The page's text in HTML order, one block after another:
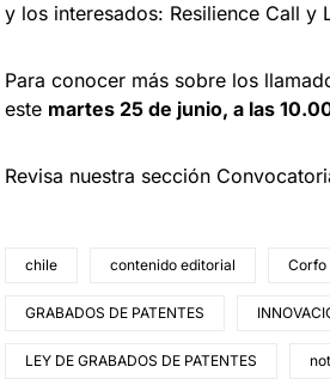
y los interesados: Resilience Call y
Para conocer más sobre los
este martes 25 de junio, a las
Revisa nuestra sección
chile contenido editorial Corfo
GRABADOS DE PATENTES
LEY DE GRABADOS DE PATENTES